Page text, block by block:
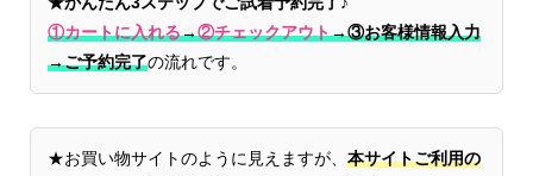
①カートに入れる→②チェックアウト→③お客様情報入力
→ご予約完了の流れです。
★お買い物サイトのように見えますが、 本サイトご利用の